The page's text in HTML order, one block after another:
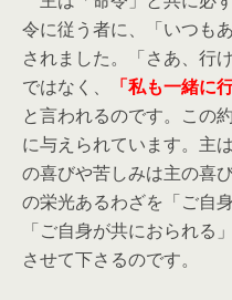
令に従う者に、「いつも
されました。「さあ、行
ではなく、
「私も一緒に
と言われるのです。この
に与えられています。主
の喜びや苦しみは主の喜
の栄光あるわざを「ご自
「ご自身が共におられる
させて下さるのです。